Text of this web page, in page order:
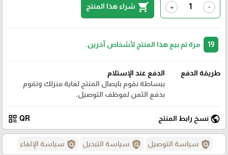
-
+
shopping_cart شراء هذا المنتج
مرة تم بيع هذا المنتج لأشخاص آخرين.
طريقة الدفع
الدفع عند الإستلام
ببساطة نقوم بايصال المنتج لغاية منزلك وتقوم
بدفع الثمن لموظف التوصيل.
public نسخ رابط المنتج QR
qr_code
policy سياسة التوصيل policy سياسة التبديل policy سياسة الإلغاء